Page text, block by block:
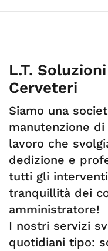
L.T.
Cerveteri
Siamo una
manutenzione
lavoro che
dedizione e
tutti gli
tranquillità dei
amministratore!
I nostri servizi
quotidiani tipo: